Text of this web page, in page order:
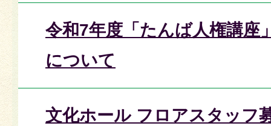
令和7年度「たんば人権講座
について
文化ホール フロアスタッフ